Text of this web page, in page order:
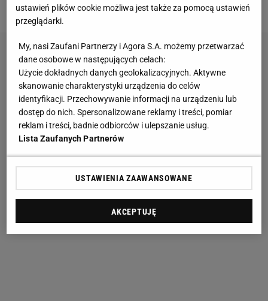
skandal, który zmienił życie Mendy'ego" - czytamy.
ustawień plików cookie możliwa jest także za pomocą ustawień
przeglądarki.
My, nasi Zaufani Partnerzy i Agora S.A. możemy przetwarzać
dane osobowe w następujących celach:
Użycie dokładnych danych geolokalizacyjnych. Aktywne
skanowanie charakterystyki urządzenia do celów
identyfikacji. Przechowywanie informacji na urządzeniu lub
dostęp do nich. Spersonalizowane reklamy i treści, pomiar
reklam i treści, badnie odbiorców i ulepszanie usług.
Lista Zaufanych Partnerów
USTAWIENIA ZAAWANSOWANE
AKCEPTUJĘ